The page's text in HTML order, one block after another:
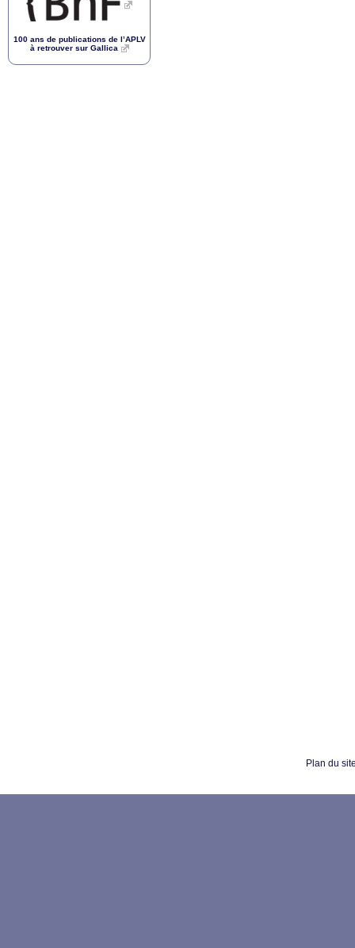
100 ans de publications de l’APLV
à retrouver sur Gallica
Plan du